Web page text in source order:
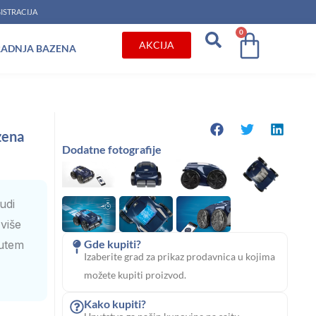
BAZENA AKCIJA
0
Cart
Dodatne fotografije
Gde kupiti?
Izaberite grad za prikaz prodavnica u kojima
možete kupiti proizvod.
Kako kupiti?